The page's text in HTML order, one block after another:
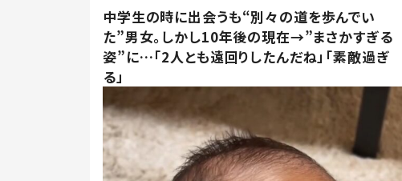
中学生の時に出会うも“別々の道を歩んでい
た”男女。しかし10年後の現在→”まさかすぎる
姿”に…「2人とも遠回りしたんだね」「素敵過ぎ
る」